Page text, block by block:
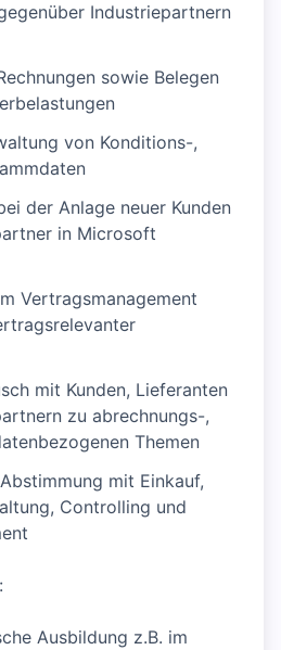
Industriepartnern
sowie Belegen
von Konditions-,
der Anlage neuer Kunden
in Microsoft
Vertragsmanagement
mit Kunden, Lieferanten
zu abrechnungs-,
Themen
mit Einkauf,
Controlling und
Ausbildung z.B. im